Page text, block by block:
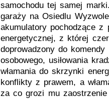
samochodu tej samej
garaży na Osiedlu
akumulatory pochodzące z
energetycznej, z której
doprowadzony do
osobowego, usiłowania
włamania do skrzynki
konflikty z prawem, a
za co grozi mu